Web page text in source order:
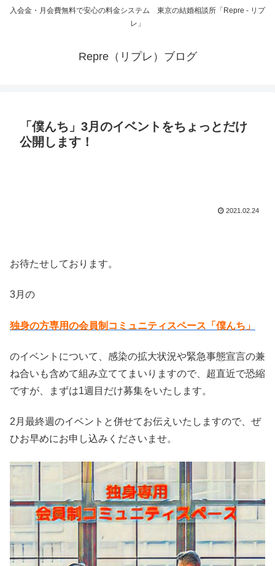
入会金・月会費無料で安心の料金システム 東京の結婚相談所「Repre - リプ
レ」
Repre（リプレ）ブログ
「僕んち」3月のイベントをちょっとだけ
公開します！
2021.02.24
お待たせしております。
3月の
独身の方専用の会員制コミュニティスペース「僕んち」
のイベントについて、感染の拡大状況や緊急事態宣言の兼
ね合いも含めて組み立ててまいりますので、超直近で恐縮
ですが、まずは1週目だけ募集をいたします。
2月最終週のイベントと併せてお伝えいたしますので、ぜ
ひお早めにお申し込みくださいませ。